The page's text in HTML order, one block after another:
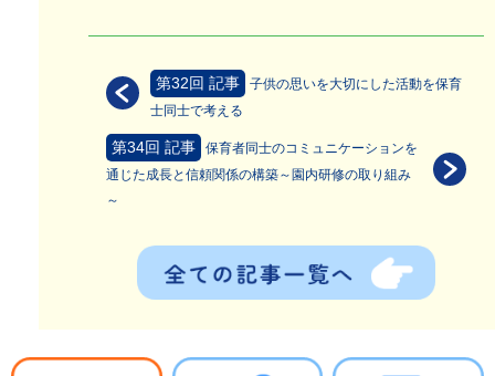
第32回 記事
子供の思いを大切にした活動を保育
士同士で考える
第34回 記事
保育者同士のコミュニケーションを
通じた成長と信頼関係の構築～園内研修の取り組み
～